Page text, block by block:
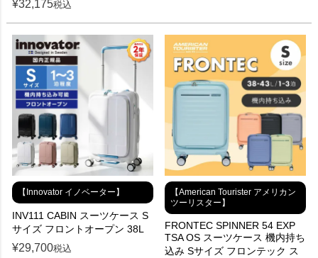
¥32,175税込
【Innovator イノベーター】
INV111 CABIN スーツケース S
サイズ フロントオープン 38L
¥29,700税込
【American Tourister アメリカン
ツーリスター】
FRONTEC SPINNER 54 EXP
TSA OS スーツケース 機内持ち
込み Sサイズ フロンテック ス